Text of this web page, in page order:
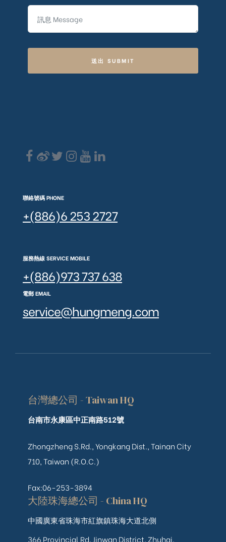
送出 SUBMIT
聯絡號碼 PHONE
+(886)6 253 2727
服務熱線 SERVICE MOBILE
+(886)973 737 638
電郵 EMAIL
service@hungmeng.com
台灣總公司 - Taiwan HQ
台南市永康區中正南路512號
Zhongzheng S.Rd., Yongkang Dist., Tainan City
710, Taiwan (R.O.C.)
Fax:06-253-3894
大陸珠海總公司 - China HQ
中國廣東省珠海市紅旗鎮珠海大道北側
366 Provincial Rd, Jinwan District, Zhuhai,